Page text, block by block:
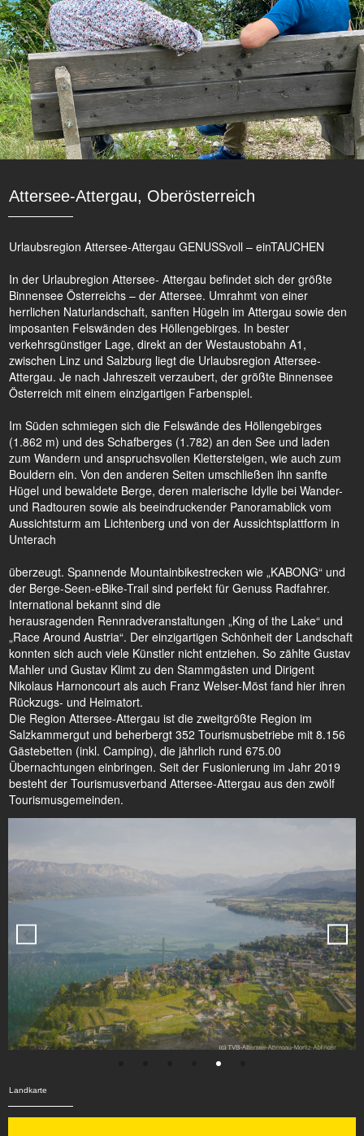
Attersee-Attergau, Oberösterreich
Urlaubsregion Attersee-Attergau GENUSSvoll – einTAUCHEN
In der Urlaubregion Attersee- Attergau befindet sich der größte
Binnensee Österreichs – der Attersee. Umrahmt von einer
herrlichen Naturlandschaft, sanften Hügeln im Attergau sowie den
imposanten Felswänden des Höllengebirges. In bester
verkehrsgünstiger Lage, direkt an der Westaustobahn A1,
zwischen Linz und Salzburg liegt die Urlaubsregion Attersee-
Attergau. Je nach Jahreszeit verzaubert, der größte Binnensee
Österreich mit einem einzigartigen Farbenspiel.
Im Süden schmiegen sich die Felswände des Höllengebirges
(1.862 m) und des Schafberges (1.782) an den See und laden
zum Wandern und anspruchsvollen Klettersteigen, wie auch zum
Bouldern ein. Von den anderen Seiten umschließen ihn sanfte
Hügel und bewaldete Berge, deren malerische Idylle bei Wander-
und Radtouren sowie als beeindruckender Panoramablick vom
Aussichtsturm am Lichtenberg und von der Aussichtsplattform in
Unterach
überzeugt. Spannende Mountainbikestrecken wie „KABONG“ und
der Berge-Seen-eBike-Trail sind perfekt für Genuss Radfahrer.
International bekannt sind die
herausragenden Rennradveranstaltungen „King of the Lake“ und
„Race Around Austria“. Der einzigartigen Schönheit der Landschaft
konnten sich auch viele Künstler nicht entziehen. So zählte Gustav
Mahler und Gustav Klimt zu den Stammgästen und Dirigent
Nikolaus Harnoncourt als auch Franz Welser-Möst fand hier ihren
Rückzugs- und Heimatort.
Die Region Attersee-Attergau ist die zweitgrößte Region im
Salzkammergut und beherbergt 352 Tourismusbetriebe mit 8.156
Gästebetten (inkl. Camping), die jährlich rund 675.00
Übernachtungen einbringen. Seit der Fusionierung im Jahr 2019
besteht der Tourismusverband Attersee-Attergau aus den zwölf
Tourismusgemeinden.
Landkarte